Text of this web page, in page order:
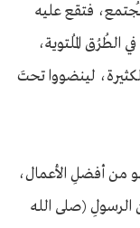
فتقع عليه
الطُرُق المُلتوية،
لينضووا تحتَ
من أفضلِ الأعمال،
الرسولِ (صلى الله